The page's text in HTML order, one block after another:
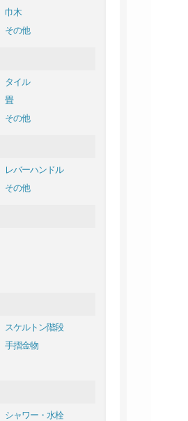
巾木
その他
タイル
畳
その他
レバーハンドル
その他
スケルトン階段
手摺金物
シャワー・水栓